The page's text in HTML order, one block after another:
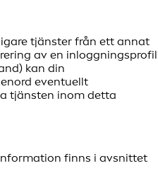
tjänster från ett annat
av en inloggningsprofil
kan din
eventuellt
tjänsten inom detta
finns i avsnittet